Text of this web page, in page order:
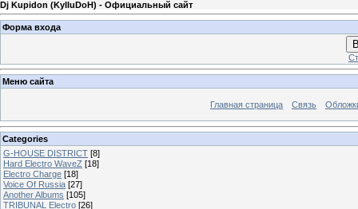
Dj Kupidon (KyIIuDoH) - Официальный сайт
Форма входа
Меню сайта
Главная страница Связь
Categories
G-HOUSE DISTRICT [8]
Hard Electro WaveZ [18]
Electro Charge [18]
Voice Of Russia [27]
Another Albums [105]
TRIBUNAL Electro [26]